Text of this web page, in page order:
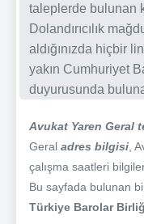
taleplerde bulunan
Dolandırıcılık
aldığınızda hiçbir
yakın Cumhuriyet
duyurusunda
Avukat Yaren Geral
Geral adres bilgisi ,
çalışma saatleri
Bu sayfada bulunan
Türkiye Barolar